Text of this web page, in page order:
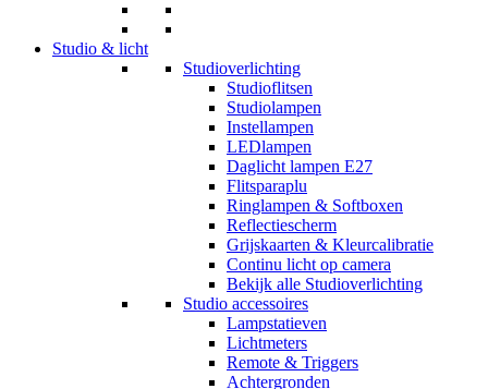
Studio & licht
Studioverlichting
Studioflitsen
Studiolampen
Instellampen
LEDlampen
Daglicht lampen E27
Flitsparaplu
Ringlampen & Softboxen
Reflectiescherm
Grijskaarten & Kleurcalibratie
Continu licht op camera
Bekijk alle Studioverlichting
Studio accessoires
Lampstatieven
Lichtmeters
Remote & Triggers
Achtergronden